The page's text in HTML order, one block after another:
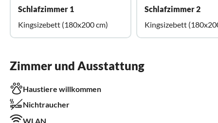
Schlafzimmer 1
Kingsizebett (180x200 cm)
Schlafzimmer 2
Kingsizebett
Zimmer und Ausstattung
Haustiere willkommen
Nichtraucher
WLAN